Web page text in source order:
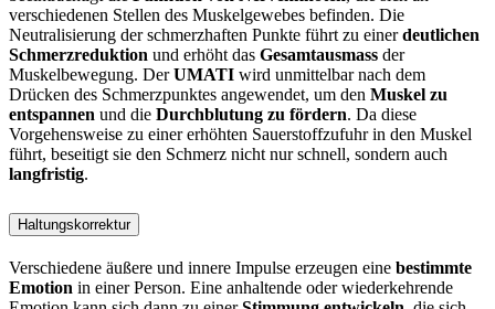
verschiedenen Stellen des Muskelgewebes befinden. Die
Neutralisierung der schmerzhaften Punkte führt zu einerdeutlichen
Schmerzreduktion und erhöht das Gesamtausmass der
Muskelbewegung. DerUMATI wird unmittelbar nach dem
Drücken des Schmerzpunktes angewendet, um den Muskel zu
entspannen und die Durchblutung zu fördern. Da diese
Vorgehensweise zu einer erhöhten Sauerstoffzufuhr in den Muskel
führt, beseitigt sie den Schmerz nicht nur schnell, sondern auch
langfristig.
Haltungskorrektur
Verschiedene äußere und innere Impulse erzeugen eine bestimmte
Emotion in einer Person. Eine anhaltende oder wiederkehrende